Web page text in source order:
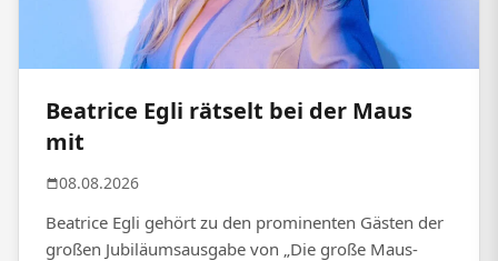
Beatrice Egli rätselt bei der Maus
mit
08.08.2026
Beatrice Egli gehört zu den prominenten Gästen der
großen Jubiläumsausgabe von „Die große Maus-